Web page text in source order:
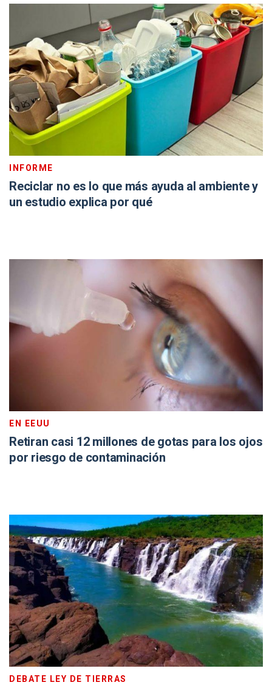
INFORME
Reciclar no es lo que más ayuda al ambiente y
un estudio explica por qué
EN EEUU
Retiran casi 12 millones de gotas para los ojos
por riesgo de contaminación
DEBATE LEY DE TIERRAS